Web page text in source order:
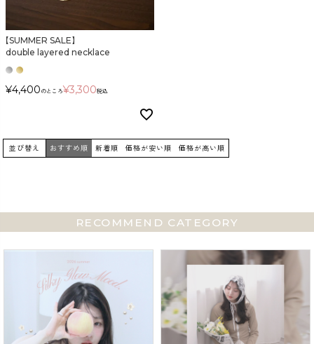
【SUMMER SALE】
double layered necklace
¥4,400 のところ¥3,300税込
並び替え おすすめ順 新着順 価格が安い順 価格が高い順
RECOMMEND CATEGORY